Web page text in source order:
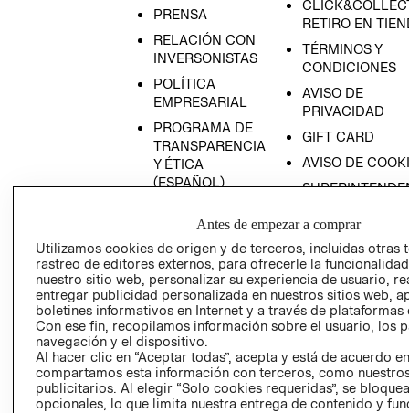
PRENSA
RELACIÓN CON
INVERSONISTAS
POLÍTICA
EMPRESARIAL
PROGRAMA DE
TRANSPARENCIA
Y ÉTICA
(ESPAÑOL)
TRANSPARENCIA
Y ÉTICA (INGLÉS)
RETIRO EN
TÉRMINOS Y
CONDICIONES
AVISO DE
PRIVACIDAD
GIFT CARD
AVISO DE
COMERCIO - SIC
PETICIONES
QUEJAS Y
RECLAMOS
Antes de empezar a comprar
Utilizamos cookies de origen y de terceros, incluidas otras
rastreo de editores externos, para ofrecerle la
nuestro sitio web, personalizar su experiencia de usuario,
entregar publicidad personalizada en nuestros sitios web,
boletines informativos en Internet y a través de plataformas
Con ese fin, recopilamos información sobre el usuario, los
navegación y el dispositivo.
Al hacer clic en “Aceptar todas”, acepta y está de acuerdo
compartamos esta información con terceros, como
publicitarios. Al elegir “Solo cookies requeridas”, se
opcionales, lo que limita nuestra entrega de contenido y